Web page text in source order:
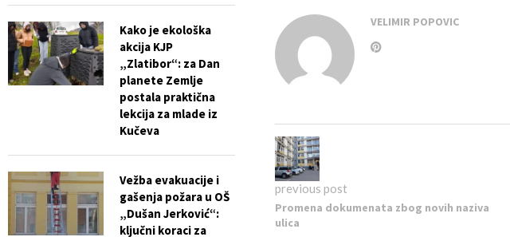
VELIMIR POPOVIC
previous post
Promena dokumenata zbog novih naziva
ulica
Kako je ekološka
akcija KJP
„Zlatibor“: za Dan
planete Zemlje
postala praktična
lekcija za mlade iz
Kučeva
Vežba evakuacije i
gašenja požara u OŠ
„Dušan Jerković“:
ključni koraci za